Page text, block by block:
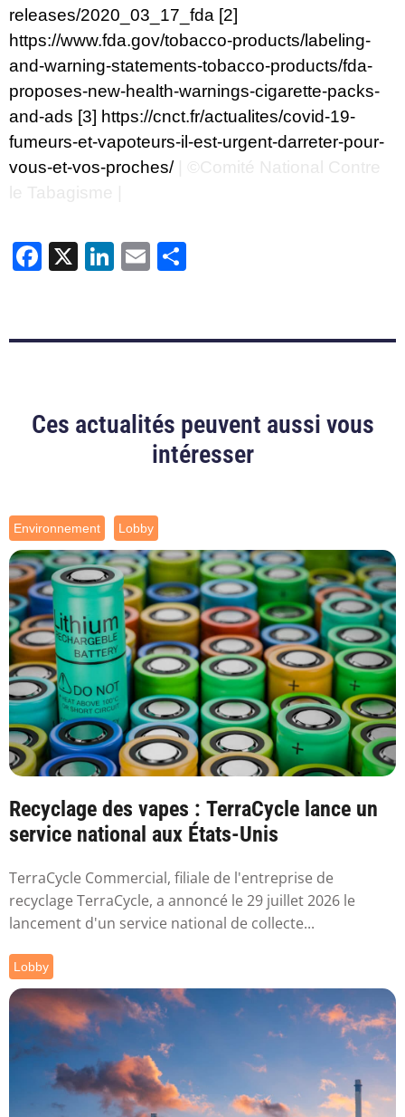
releases/2020_03_17_fda [2]
https://www.fda.gov/tobacco-products/labeling-
and-warning-statements-tobacco-products/fda-
proposes-new-health-warnings-cigarette-packs-
and-ads [3] https://cnct.fr/actualites/covid-19-
fumeurs-et-vapoteurs-il-est-urgent-darreter-pour-
vous-et-vos-proches/
Facebook
X LinkedIn
Email
Ces actualités peuvent aussi vous
intéresser
Environnement Lobby
Recyclage des vapes : TerraCycle lance un
service national aux États-Unis
TerraCycle Commercial, filiale de l'entreprise de
recyclage TerraCycle, a annoncé le 29 juillet 2026 le
lancement d'un service national de collecte...
Lobby